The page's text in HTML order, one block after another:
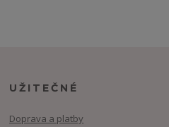
UŽITEČNÉ
Doprava a platby